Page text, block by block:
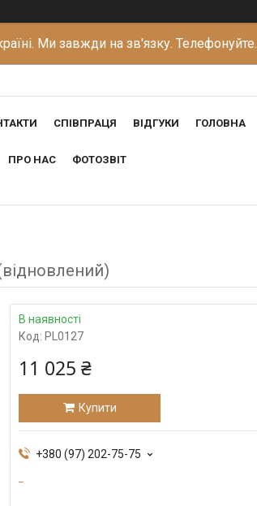
Ми завжди на зв'язку. Телефонуйте.
СПІВПРАЦЯ ВІДГУКИ ГОЛОВНА
ПРО НАС ФОТОЗВІТ
В наявності
Код: PL0127
11 025 ₴
Купити
+380 (97) 202-75-75